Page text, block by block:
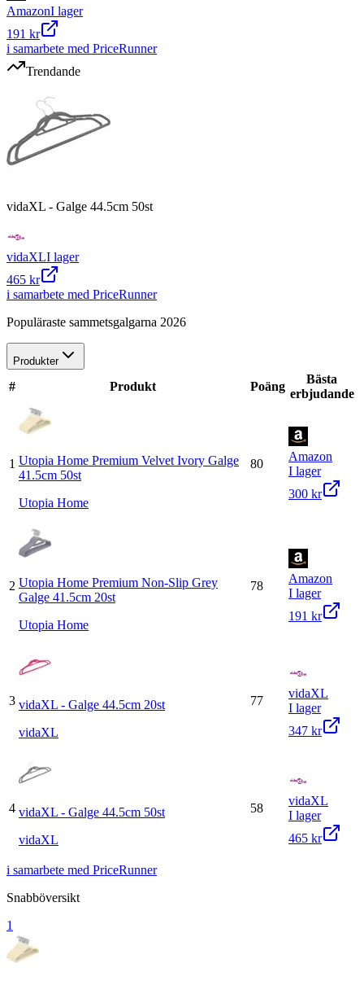
AmazonI lager
191 kr
i samarbete med PriceRunner
Trendande
vidaXL - Galge 44.5cm 50st
vidaXLI lager
465 kr
i samarbete med PriceRunner
Populäraste sammetsgalgarna 2026
Produkter
# Produkt Poäng
Bästa
erbjudande
1 Utopia Home Premium Velvet Ivory Galge
41.5cm 50st
Utopia Home
80
Amazon
I lager
300 kr
2 Utopia Home Premium Non-Slip Grey
Galge 41.5cm 20st
Utopia Home
78
Amazon
I lager
191 kr
3 vidaXL - Galge 44.5cm 20st
vidaXL
77
vidaXL
I lager
347 kr
4 vidaXL - Galge 44.5cm 50st
vidaXL
58
vidaXL
I lager
465 kr
i samarbete med PriceRunner
Snabböversikt
1